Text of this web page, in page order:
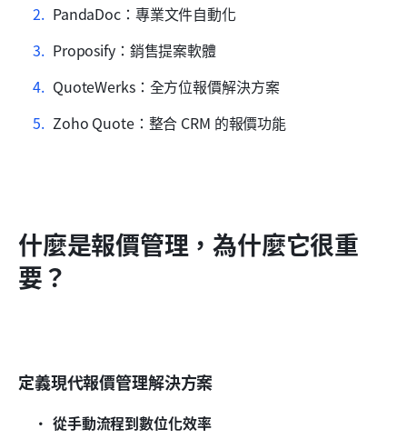
PandaDoc：專業文件自動化
Proposify：銷售提案軟體
QuoteWerks：全方位報價解決方案
Zoho Quote：整合 CRM 的報價功能
什麼是報價管理，為什麼它很重
要？
定義現代報價管理解決方案
從手動流程到數位化效率